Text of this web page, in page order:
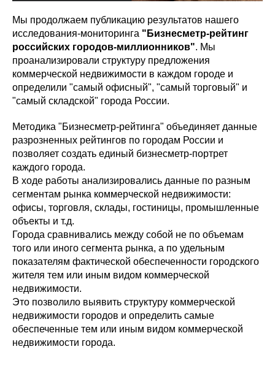
Мы продолжаем публикацию результатов нашего
исследования-мониторинга "Бизнесметр-рейтинг
российских городов-миллионников". Мы
проанализировали структуру предложения
коммерческой недвижимости в каждом городе и
определили "самый офисный", "самый торговый" и
"самый складской" города России.
Методика "Бизнесметр-рейтинга" объединяет данные
разрозненных рейтингов по городам России и
позволяет создать единый бизнесметр-портрет
каждого города.
В ходе работы анализировались данные по разным
сегментам рынка коммерческой недвижимости:
офисы, торговля, склады, гостиницы, промышленные
объекты и т.д.
Города сравнивались между собой не по объемам
того или иного сегмента рынка, а по удельным
показателям фактической обеспеченности городского
жителя тем или иным видом коммерческой
недвижимости.
Это позволило выявить структуру коммерческой
недвижимости городов и определить самые
обеспеченные тем или иным видом коммерческой
недвижимости города.